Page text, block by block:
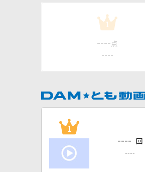
1
---- 点
----
1
---- 回
----